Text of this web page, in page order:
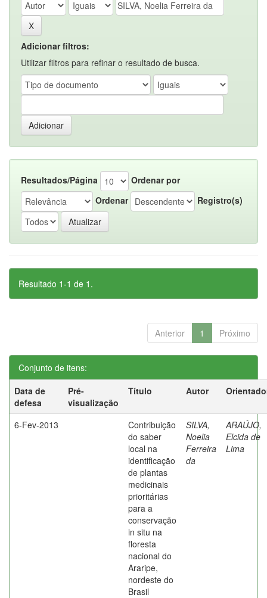
Adicionar filtros:
Utilizar filtros para refinar o resultado de busca.
Resultados/Página
Ordenar por
Ordenar
Registro(s)
Resultado 1-1 de 1.
Anterior 1 Próximo
Conjunto de itens:
Data de
defesa
Pré-
visualização
Título Autor
6-Fev-2013
Contribuição
do saber
local na
identificação
de plantas
medicinais
prioritárias
para a
conservação
in situ na
floresta
nacional do
Araripe,
nordeste do
Brasil
SILVA,
Noelia
Ferreira
da
ARAÚJO,
Elcida de
Lima